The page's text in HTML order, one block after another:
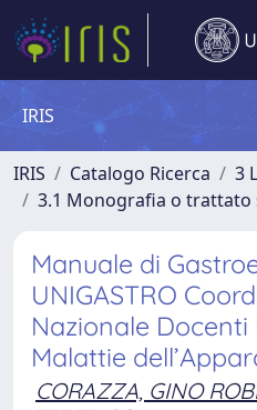
IRIS
IRIS Catalogo Ricerca
3
3.1 Monografia o trattato
Manuale di
UNIGASTRO
Nazionale
Malattie
CORAZZA, GINO